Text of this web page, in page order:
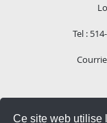
Ce site web utilise
Tel :